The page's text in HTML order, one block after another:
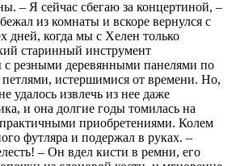
– Я сейчас сбегаю за концертиной, –
из комнаты и вскоре вернулся с
дней, когда мы с Хелен только
старинный инструмент
резными деревянными панелями по
истершимися от времени. Но,
удалось извлечь из нее даже
и она долгие годы томилась на
приобретениями. Колем
футляра и подержал в руках. –
– Он вдел кисти в ремни, его